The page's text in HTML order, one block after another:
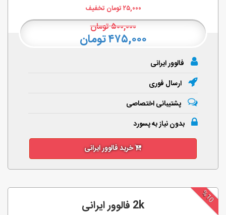
۲۵,۰۰۰تومان تخفیف
۵۰۰,۰۰۰تومان
۴۷۵,۰۰۰ تومان
فالوور ایرانی
ارسال فوری
پشتیبانی اختصاصی
بدون نیاز به پسورد
خرید فالوور ایرانی
%10
2k فالوور ایرانی